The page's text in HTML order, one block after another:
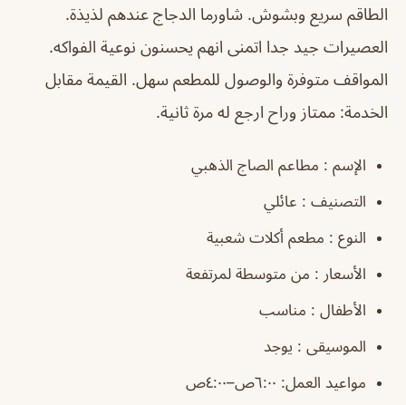
الطاقم سريع وبشوش. شاورما الدجاج عندهم لذيذة.
العصيرات جيد جدا اتمنى انهم يحسنون نوعية الفواكه.
المواقف متوفرة والوصول للمطعم سهل. القيمة مقابل
الخدمة: ممتاز وراح ارجع له مرة ثانية.
الإسم : مطاعم الصاج الذهبي
التصنيف : عائلي
النوع : مطعم أكلات شعبية
الأسعار : من متوسطة لمرتفعة
الأطفال : مناسب
الموسيقى : يوجد
مواعيد العمل: ٦:٠٠ص–٤:٠٠ص